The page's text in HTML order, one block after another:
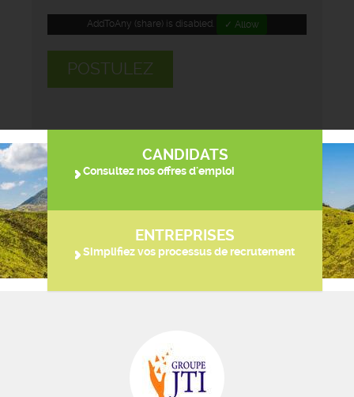
AddToAny (share) is disabled. ✓ Allow
POSTULEZ
CANDIDATS
Consultez nos offres d'emploi
ENTREPRISES
Simplifiez vos processus de recrutement